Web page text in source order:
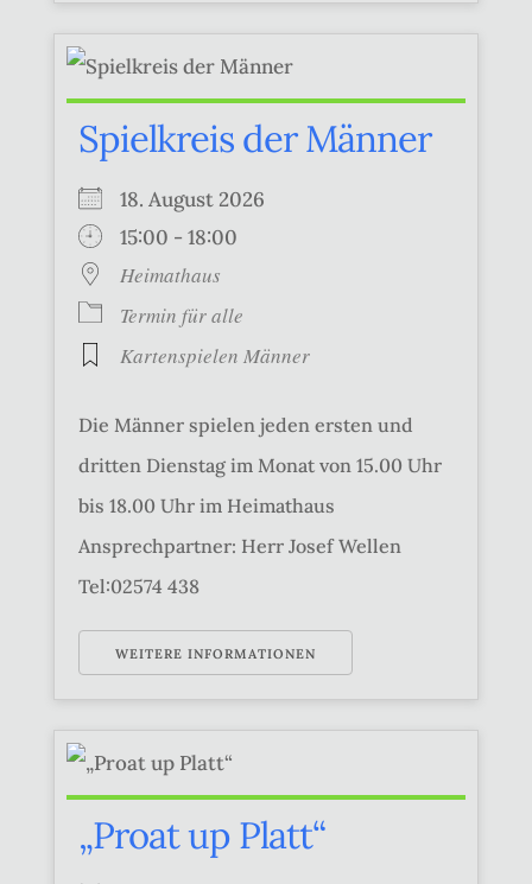
Spielkreis der Männer
18. August 2026
15:00 - 18:00
Heimathaus
Termin für alle
Kartenspielen Männer
Die Männer spielen jeden ersten und
dritten Dienstag im Monat von 15.00 Uhr
bis 18.00 Uhr im Heimathaus
Ansprechpartner: Herr Josef Wellen
Tel:02574 438
WEITERE INFORMATIONEN
„Proat up Platt“